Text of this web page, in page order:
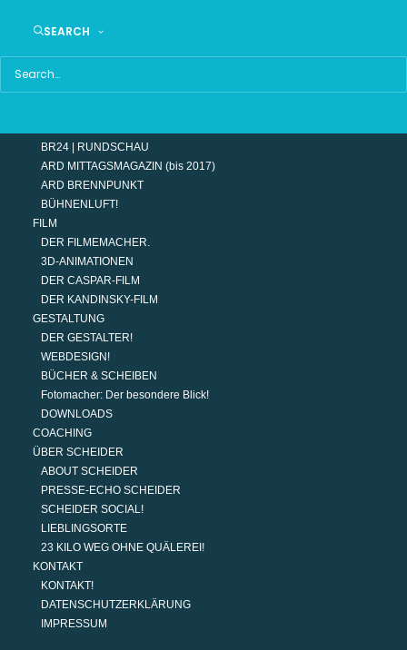
SEARCH
SCHEIDER STARTSEITE
UKRAINE WAR DAY-COUNTER
TERMINE
BR24 | RUNDSCHAU
ARD MITTAGSMAGAZIN (bis 2017)
ARD BRENNPUNKT
BÜHNENLUFT!
FILM
DER FILMEMACHER.
3D-ANIMATIONEN
DER CASPAR-FILM
DER KANDINSKY-FILM
GESTALTUNG
DER GESTALTER!
WEBDESIGN!
BÜCHER & SCHEIBEN
Fotomacher: Der besondere Blick!
DOWNLOADS
COACHING
ÜBER SCHEIDER
ABOUT SCHEIDER
PRESSE-ECHO SCHEIDER
SCHEIDER SOCIAL!
LIEBLINGSORTE
23 KILO WEG OHNE QUÄLEREI!
KONTAKT
KONTAKT!
DATENSCHUTZERKLÄRUNG
IMPRESSUM